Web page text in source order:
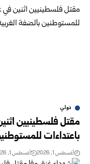
دولي
مقتل فلسطينيين
باعتداءات
أغسطس 1, 2026 أغسطس 1, 2026